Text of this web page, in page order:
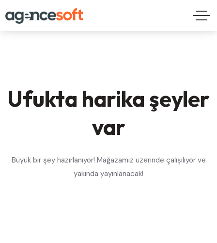
Ufukta harika şeyler
var
Büyük bir şey hazırlanıyor! Mağazamız üzerinde çalışılıyor ve
yakında yayınlanacak!